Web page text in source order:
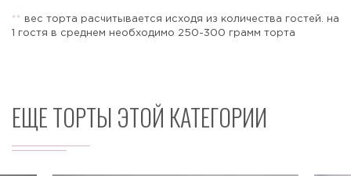
* *
вес торта расчитывается исходя из количества гостей. на
1 гостя в среднем необходимо 250-300 грамм торта
ЕЩЕ ТОРТЫ ЭТОЙ КАТЕГОРИИ
Отправить